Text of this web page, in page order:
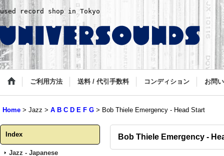
used record shop in Tokyo
ご利用方法 送料 / 代引手数料 コンディション お問
Home > Jazz > A B C D E F G > Bob Thiele Emergency - Head Start
Index
Jazz - Japanese
Bob Thiele Emergency -